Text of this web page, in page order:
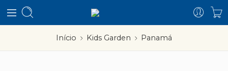
Início Kids Garden Panamá